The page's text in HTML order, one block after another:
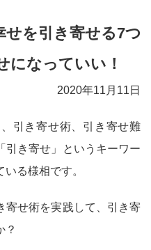
せを引き寄せる7つ
になっていい！
2020年11月11日
引き寄せ術、引き寄せ難
引き寄せ」というキーワー
る様相です。
寄せ術を実践して、引き寄
？